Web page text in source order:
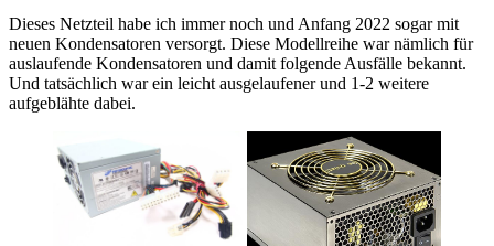
Dieses Netzteil habe ich immer noch und Anfang 2022 sogar mit
neuen Kondensatoren versorgt. Diese Modellreihe war nämlich für
auslaufende Kondensatoren und damit folgende Ausfälle bekannt.
Und tatsächlich war ein leicht ausgelaufener und 1-2 weitere
aufgeblähte dabei.